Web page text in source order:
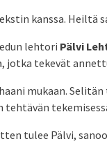
kanssa. Heiltä
lehtori Pälvi
jotka tekevät
mukaan.
tulee Pälvi,